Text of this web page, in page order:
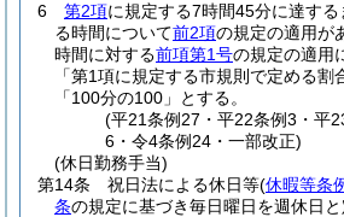
6
第2項に規定する7時間45分に達す
る時間について前2項の規定の適用が
時間に対する前項第1号の規定の適用
「第1項に規定する市規則で定める割
「100分の100」とする。
(平21条例27・平22条例3・平
6・令4条例24・一部改正)
(休日勤務手当)
第14条
祝日法による休日等(休暇等条
条の規定に基づき毎日曜日を週休日